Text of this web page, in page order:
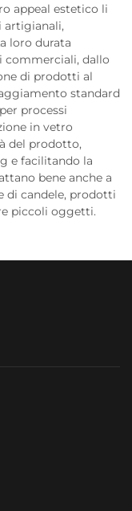
appeal estetico li
artigianali,
loro durata
commerciali, dallo
di prodotti al
standard
processi
in vetro
del prodotto,
e facilitando la
bene anche a
di candele, prodotti
piccoli oggetti.